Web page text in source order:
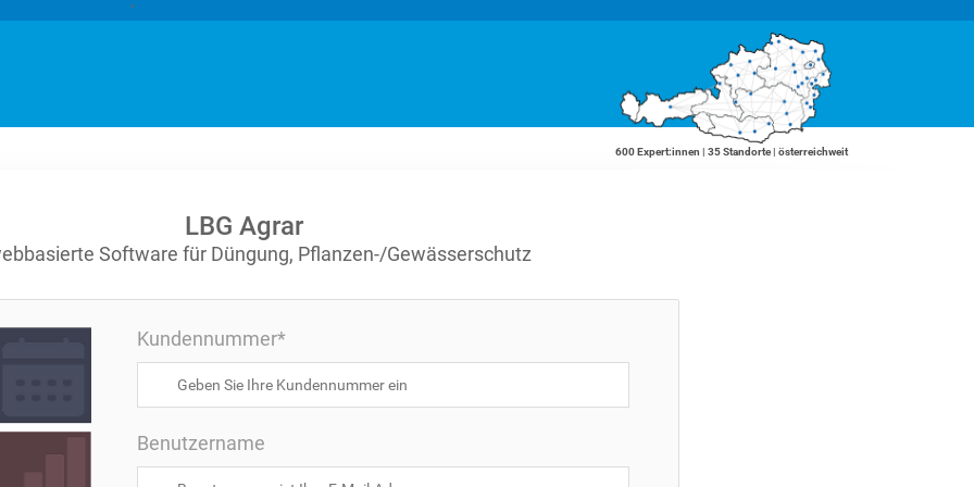
600 Expert:innen | 35 Standorte | österreichweit
"
LBG Agrar
Software für Düngung, Pflanzen-/Gewässerschutz
Kundennummer*
Benutzername